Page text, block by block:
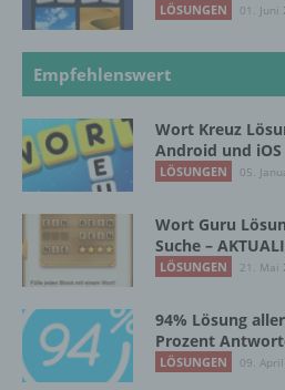
LÖSUNGEN 01. Juni
Empfehlenswert
Wort Kreuz
Android und iOS
LÖSUNGEN 05.
Wort Guru
Suche –
LÖSUNGEN 21. Mai
94% Lösung
Prozent
LÖSUNGEN 09.
juristische Person,
oder andere Stelle, die
Daten im Auftrag des
i) Empfänger
Empfänger ist eine
Person, Behörde,
Stelle, der